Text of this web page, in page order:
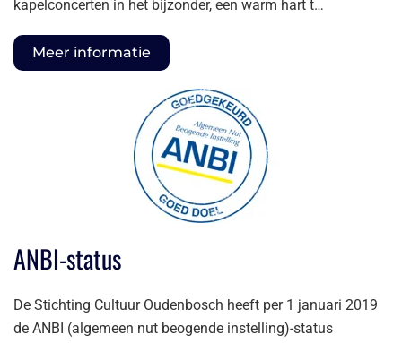
kapelconcerten in het bijzonder, een warm hart t…
Meer informatie
ANBI-status
De Stichting Cultuur Oudenbosch heeft per 1 januari 2019
de ANBI (algemeen nut beogende instelling)-status